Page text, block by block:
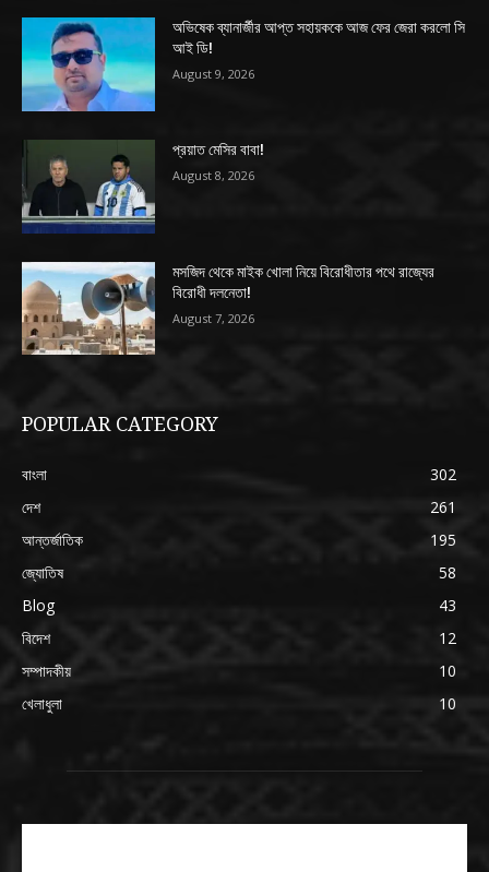
অভিষেক ব্যানার্জীর আপ্ত সহায়ককে আজ ফের জেরা করলো সি
আই ডি!
August 9, 2026
প্রয়াত মেসির বাবা!
August 8, 2026
মসজিদ থেকে মাইক খোলা নিয়ে বিরোধীতার পথে রাজ্যের
বিরোধী দলনেতা!
August 7, 2026
POPULAR CATEGORY
বাংলা
302
দেশ
261
আন্তর্জাতিক
195
জ্যোতিষ
58
Blog
43
বিদেশ
12
সম্পাদকীয়
10
খেলাধুলা
10